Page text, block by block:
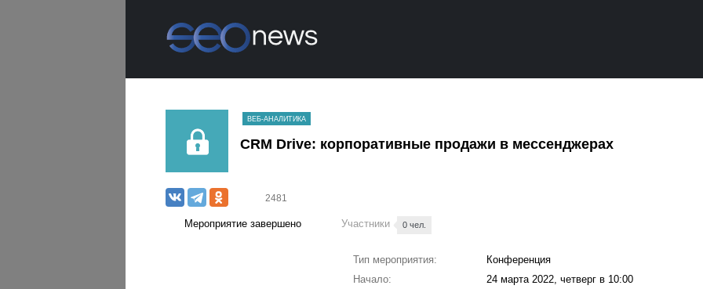
ВЕБ-АНАЛИТИКА
CRM Drive: корпоративные продажи в мессенджерах
2481
Мероприятие завершено Участники 0 чел.
Тип мероприятия:
Конференция
Начало:
24 марта 2022, четверг в 10:00